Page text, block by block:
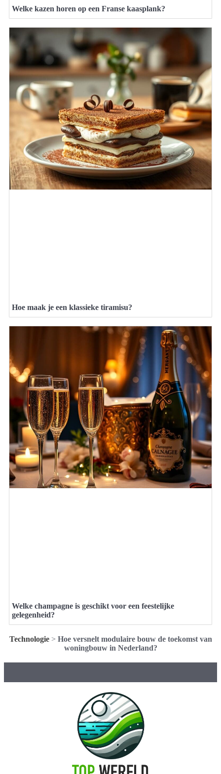
Welke kazen horen op een Franse kaasplank?
Hoe maak je een klassieke tiramisu?
Welke champagne is geschikt voor een feestelijke
gelegenheid?
Technologie> Hoe versnelt modulaire bouw de toekomst van
woningbouw in Nederland?